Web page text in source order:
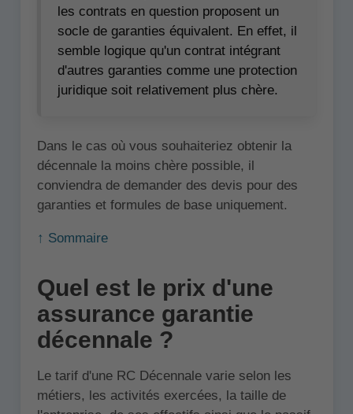
les contrats en question proposent un
socle de garanties équivalent. En effet, il
semble logique qu'un contrat intégrant
d'autres garanties comme une protection
juridique soit relativement plus chère.
Dans le cas où vous souhaiteriez obtenir la
décennale la moins chère possible, il
conviendra de demander des devis pour des
garanties et formules de base uniquement.
↑ Sommaire
Quel est le prix d'une
assurance garantie
décennale ?
Le tarif d'une RC Décennale varie selon les
métiers, les activités exercées, la taille de